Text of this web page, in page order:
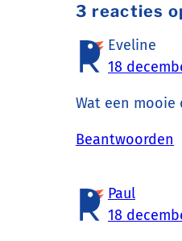
3 reacties
Eveline
18
Wat een mooie
Beantwoorden
Paul
18